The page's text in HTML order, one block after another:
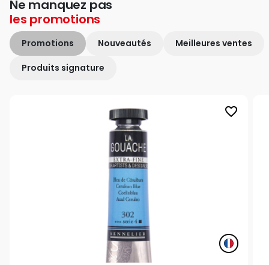
Ne manquez pas
les promotions
Promotions Nouveautés Meilleures ventes
Produits signature
favorite_border